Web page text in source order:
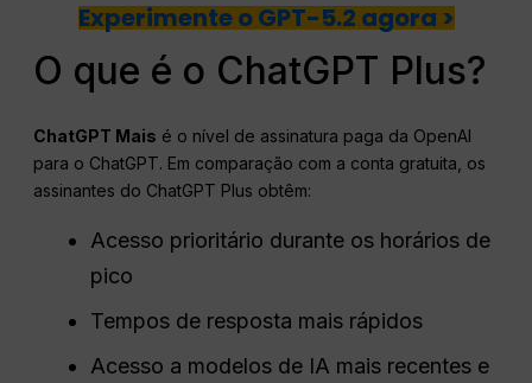
Experimente o GPT-5.2 agora >
O que é o ChatGPT Plus?
ChatGPT Mais é o nível de assinatura paga da OpenAI
para o ChatGPT. Em comparação com a conta gratuita, os
assinantes do ChatGPT Plus obtêm:
Acesso prioritário durante os horários de
pico
Tempos de resposta mais rápidos
Acesso a modelos de IA mais recentes e